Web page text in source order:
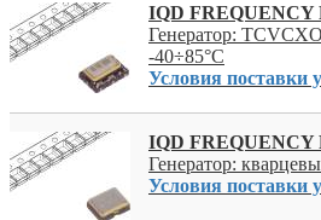
IQD FREQUENCY
Генератор:
-40÷85°C
Условия поставки
IQD FREQUENCY
Генератор:
Условия поставки